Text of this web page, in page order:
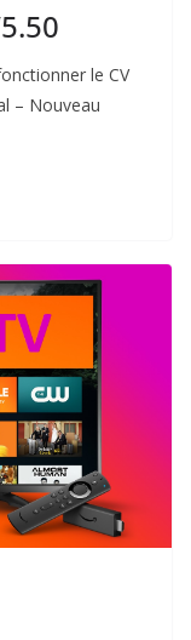
le CV
– Nouveau